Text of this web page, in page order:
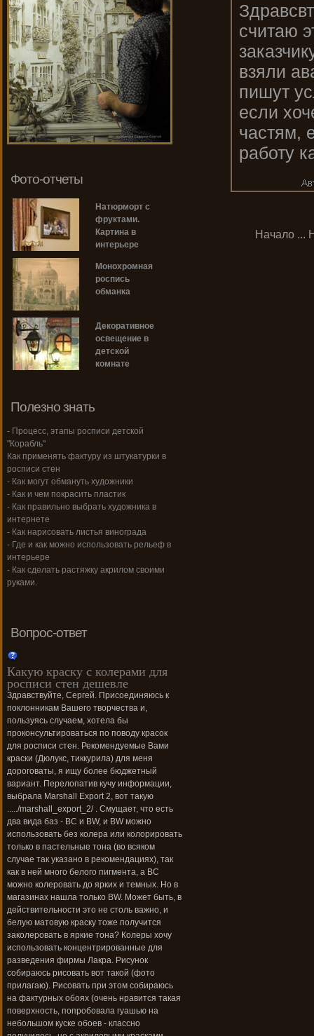
считаю
взяли
пишут
если
частям,
работу
Начало...
Фото-отчеты
Натюрморт с
фруктами.
Картина в
интерьере
Монохромная
роспись
обманка
Декоративное
освещение в
детской
комнате
Полезно знать
- Процесс, этапы росписи детской
"Корабль"
Как применять фактуру из штукатурки в
росписи стен
- Как могут обмануть художники
- Как и чем покрасить пластик
- Как правильно выбрать художника в
интернете
- Как нарисовать листья винограда
- Где и как можно использовать рельеф в
интерьере
- Как сделать растяжку акрилом своими
руками.
Вопрос-ответ
Какую краску с колерами для
росписи стен дешевле
Здравствуйте, Сергей. Присоединяюсь к
поклонникам Вашего творчества и,
пользуясь случаем, хотела бы
проконсультироваться по поводу красок
для росписи стен. Рекомендуемые Вами
краски (Дюлукс, тиккурила) для меня
дороговаты, я ищу более бюджетный
вариант. Перелопатив кучу информации,
выбрала Marshall Export 2, вот такую
...../marshall_export_2/ . Смущает, что есть
два вида баз - BC и BW, и ВW можно
использовать без колера или колорировать
только в пастельные тона (во всяком
случае так указано в рекомендациях), так
как в ней много белого пигмента, а BС
можно колеровать до ярких и темных. Но в
магазинах нашла только BW. Может быть, в
действительности это не столь важно, и
белую матовую краску тоже получится
заколеровать в яркие тона? Колеры хочу
использовать концентрированные для
разведения фирмы Лакра. Рисунок
собираюсь рисовать вот такой (фото
прилагаю). Рисовать при этом собираюсь
на фактурных обоях (очень нравится такая
поверхность, попробовала гуашью на
небольшом куске обоев - классно